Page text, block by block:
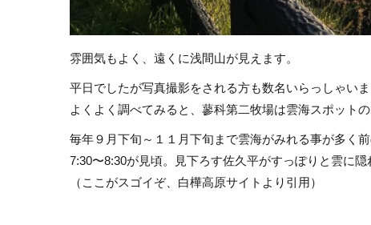
雰囲気もよく、遠くに浅間山が見えます。
平日でしたが写真撮影をされる方も数名いらっしゃいま
よくよく調べてみると、蓼科第二牧場は雲海スポットの
毎年９月下旬～１１月下旬まで雲海がみれる事が多く
7:30〜8:30が見頃。見下ろす佐久平がすっぽりと雲に
（ここがスゴイぞ、白樺高原サイトより引用）